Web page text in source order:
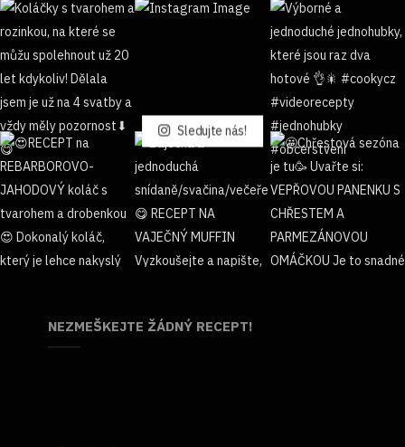
Sledujte nás!
NEZMEŠKEJTE ŽÁDNÝ RECEPT!